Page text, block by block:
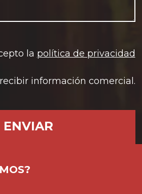
la política de privacidad
información comercial.